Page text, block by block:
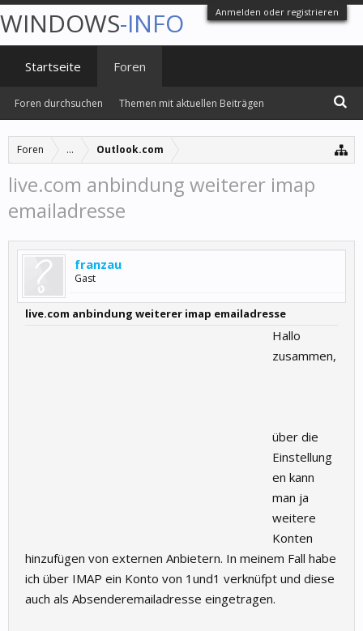
Anmelden oder registrieren
Foren ... Outlook.com
live.com anbindung weiterer imap
emailadresse
franzau
Gast
live.com anbindung weiterer imap emailadresse
Hallo
zusammen,
über die
Einstellung
en kann
man ja
weitere
Konten
hinzufügen von externen Anbietern. In meinem Fall habe
ich über IMAP ein Konto von 1und1 verknüfpt und diese
auch als Absenderemailadresse eingetragen.
WINDOWS-INFO
Startseite Foren
Foren durchsuchen Themen mit aktuellen Beiträgen